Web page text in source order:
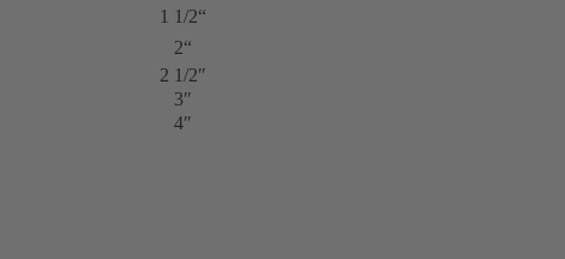
1 1/2“
2“
2 1/2″
3″
4″